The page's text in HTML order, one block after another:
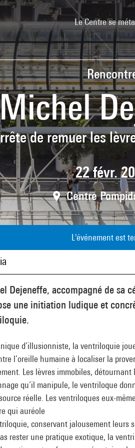
Le Centre se
de remuer les
22 févr.
Centre
L'événement est
Dejeneffe, accompagné de sa
une initiation ludique et
d’illusionniste, la ventriloquie
l’oreille humaine à localiser la
Les lèvres immobiles,
qu’il manipule, le ventriloque
réelle. Les ventriloques eux-
qui auréole
conservant jalousement leurs
rester une pratique exotique, la